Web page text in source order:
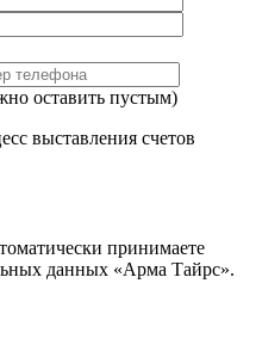
оставить пустым)
выставления счетов
принимаете
данных «Арма Тайрс».